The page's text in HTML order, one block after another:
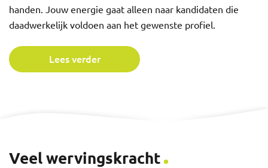
handen. Jouw energie gaat alleen naar kandidaten die
daadwerkelijk voldoen aan het gewenste profiel.
Lees verder
Veel wervingskracht